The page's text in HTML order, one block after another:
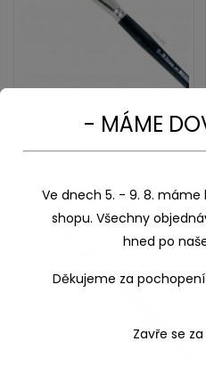
106 štětec plochý světlý
- MÁME
Ve dnech 5. - 9. 8.
shopu. Všechny
hned po
Děkujeme za
Zavře se za